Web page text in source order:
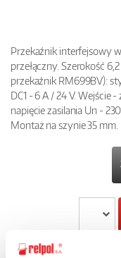
Przekaźnik interfejsowy
przełączny. Szerokość
przekaźnik RM699BV):
DC1 - 6 A / 24 V. Wejście
napięcie zasilania Un -
Montaż na szynie 35 mm.